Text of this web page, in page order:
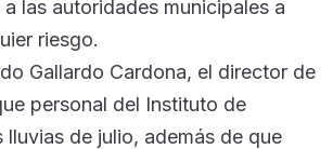
las autoridades municipales a
riesgo.
Gallardo Cardona, el director de
personal del Instituto de
de julio, además de que